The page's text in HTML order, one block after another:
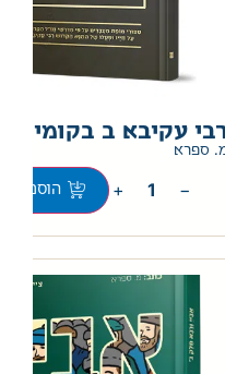
עקיבא ב בקומיקס
ספרא
−
+ הוספה